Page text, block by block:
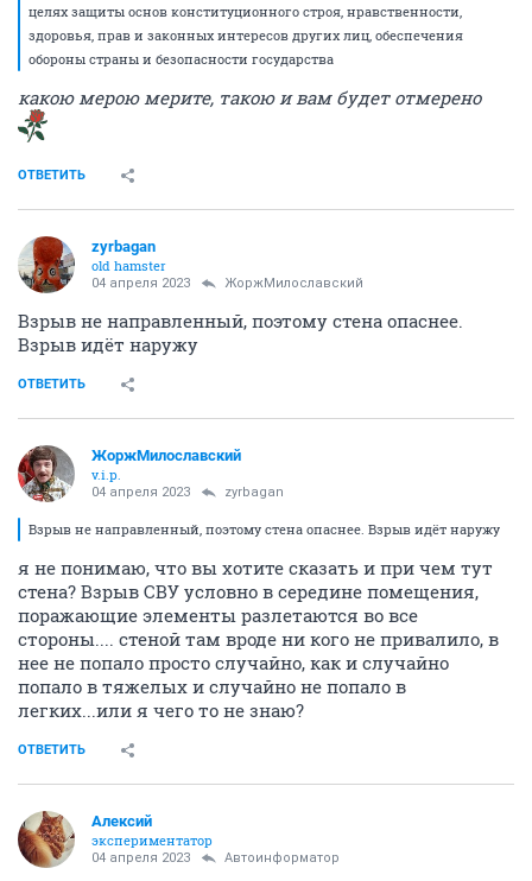
целях защиты основ конституционного строя, нравственности,
здоровья, прав и законных интересов других лиц, обеспечения
обороны страны и безопасности государства
какою мерою мерите, такою и вам будет отмерено
ОТВЕТИТЬ
zyrbagan
old hamster
04 апреля 2023 ЖоржМилославский
Взрыв не направленный, поэтому стена опаснее.
Взрыв идёт наружу
ОТВЕТИТЬ
ЖоржМилославский
v.i.p.
04 апреля 2023 zyrbagan
Взрыв не направленный, поэтому стена опаснее. Взрыв идёт наружу
я не понимаю, что вы хотите сказать и при чем тут
стена? Взрыв СВУ условно в середине помещения,
поражающие элементы разлетаются во все
стороны.... стеной там вроде ни кого не привалило, в
нее не попало просто случайно, как и случайно
попало в тяжелых и случайно не попало в
легких...или я чего то не знаю?
ОТВЕТИТЬ
Алексий
экспериментатор
04 апреля 2023 Автоинформатор